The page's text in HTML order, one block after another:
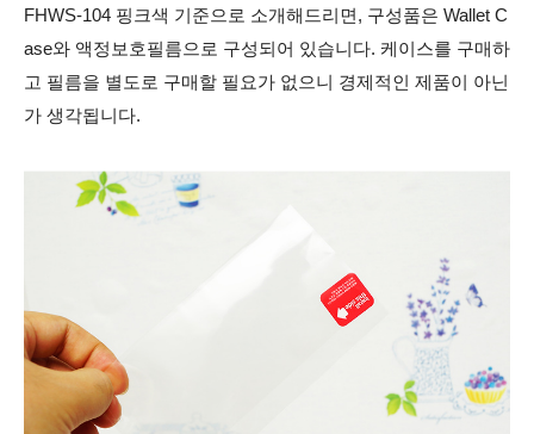
FHWS-104 핑크색 기준으로 소개해드리면, 구성품은 Wallet C
ase와 액정보호필름으로 구성되어 있습니다. 케이스를 구매하
고 필름을 별도로 구매할 필요가 없으니 경제적인 제품이 아닌
가 생각됩니다.